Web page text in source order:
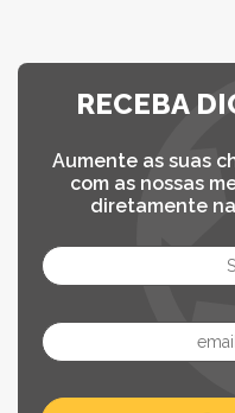
RECEBA
Aumente as suas
com as nossas
diretamente